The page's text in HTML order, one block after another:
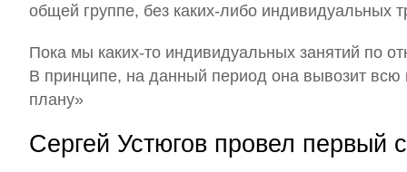
общей группе, без каких‑либо индивидуальных
Пока мы каких‑то индивидуальных занятий по
В принципе, на данный период она вывозит всю
плану»
Сергей Устюгов провел первый